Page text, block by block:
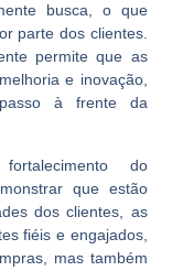
busca, o que
parte dos clientes.
permite que as
e inovação,
à frente da
do
que estão
dos clientes, as
fiéis e engajados,
mas também